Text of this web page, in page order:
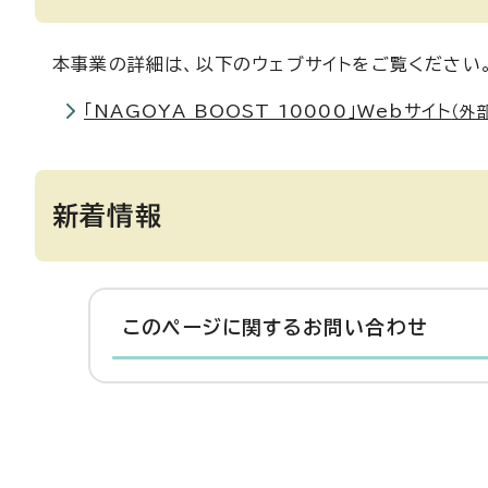
本事業の詳細は、以下のウェブサイトをご覧ください。
「NAGOYA BOOST 10000」Webサイト （外
新着情報
このページに関する お問い合わせ